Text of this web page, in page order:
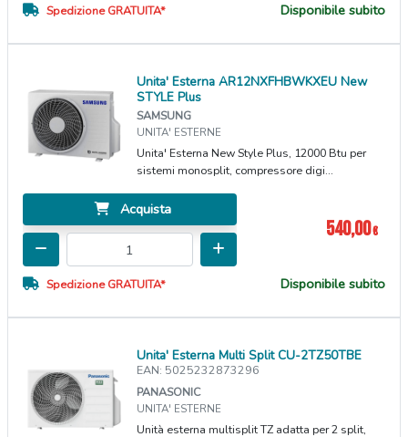
Spedizione GRATUITA* Disponibile subito
Unita' Esterna AR12NXFHBWKXEU New
STYLE Plus
SAMSUNG
UNITA' ESTERNE
Unita' Esterna New Style Plus, 12000 Btu per
sistemi monosplit, compressore digi...
Acquista
540,00€
Spedizione GRATUITA* Disponibile subito
Unita' Esterna Multi Split CU-2TZ50TBE
EAN: 5025232873296
PANASONIC
UNITA' ESTERNE
Unità esterna multisplit TZ adatta per 2 split,